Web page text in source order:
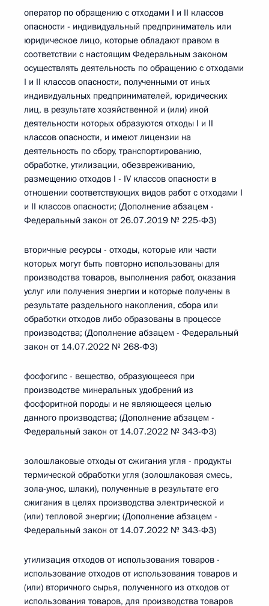
оператор по обращению с отходами I и II классов
опасности - индивидуальный предприниматель или
юридическое лицо, которые обладают правом в
соответствии с настоящим Федеральным законом
осуществлять деятельность по обращению с отходами
I и II классов опасности, полученными от иных
индивидуальных предпринимателей, юридических
лиц, в результате хозяйственной и (или) иной
деятельности которых образуются отходы I и II
классов опасности, и имеют лицензии на
деятельность по сбору, транспортированию,
обработке, утилизации, обезвреживанию,
размещению отходов I - IV классов опасности в
отношении соответствующих видов работ с отходами I
и II классов опасности; (Дополнение абзацем -
Федеральный закон от 26.07.2019 № 225-ФЗ)
вторичные ресурсы - отходы, которые или части
которых могут быть повторно использованы для
производства товаров, выполнения работ, оказания
услуг или получения энергии и которые получены в
результате раздельного накопления, сбора или
обработки отходов либо образованы в процессе
производства; (Дополнение абзацем - Федеральный
закон от 14.07.2022 № 268-ФЗ)
фосфогипс - вещество, образующееся при
производстве минеральных удобрений из
фосфоритной породы и не являющееся целью
данного производства; (Дополнение абзацем -
Федеральный закон от 14.07.2022 № 343-ФЗ)
золошлаковые отходы от сжигания угля - продукты
термической обработки угля (золошлаковая смесь,
зола-унос, шлаки), полученные в результате его
сжигания в целях производства электрической и
(или) тепловой энергии; (Дополнение абзацем -
Федеральный закон от 14.07.2022 № 343-ФЗ)
утилизация отходов от использования товаров -
использование отходов от использования товаров и
(или) вторичного сырья, полученного из отходов от
использования товаров, для производства товаров